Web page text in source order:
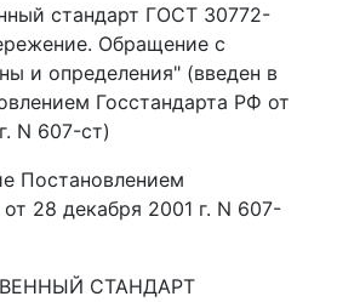
стандарт ГОСТ 30772-
Обращение с
и определения" (введен в
Госстандарта РФ от
N 607-ст)
Постановлением
28 декабря 2001 г. N 607-
СТАНДАРТ